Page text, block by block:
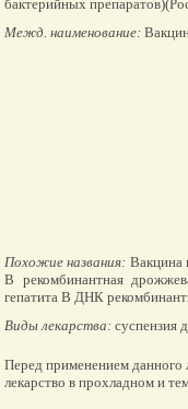
бактерийных
Межд. наименование:
Похожие названия: Вакцина
В рекомбинантная
гепатита В ДНК
Виды лекарства: суспензия
Перед применением данного
лекарство в прохладном и